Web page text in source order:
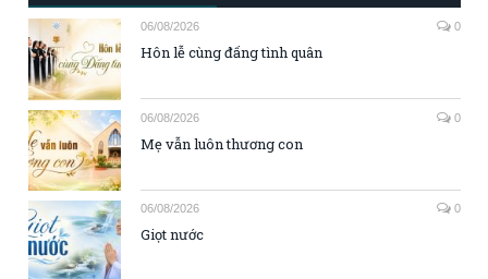
06/08/2026 0
Hôn lễ cùng đấng tình quân
06/08/2026 0
Mẹ vẫn luôn thương con
06/08/2026 0
Giọt nước